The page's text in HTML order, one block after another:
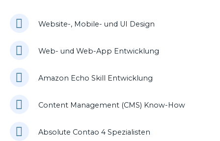
Website-, Mobile- und UI Design
Web- und Web-App Entwicklung
Amazon Echo Skill Entwicklung
Content Management (CMS) Know-How
Absolute Contao 4 Spezialisten